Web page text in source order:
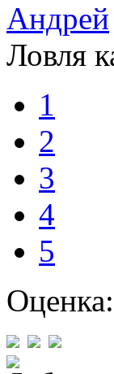
Андрей
Ловля
1
2
3
4
5
Оценка: